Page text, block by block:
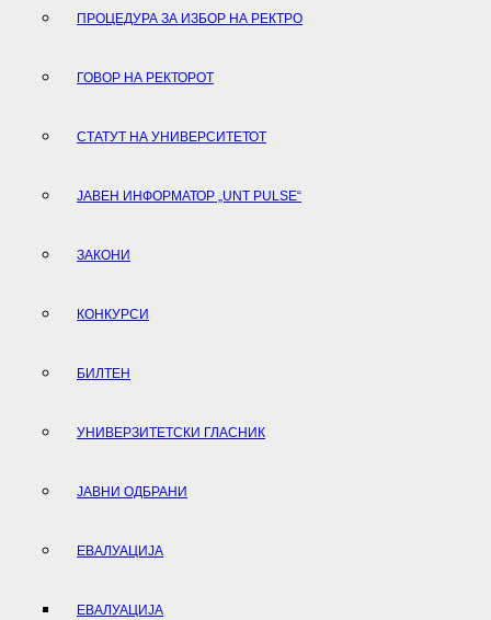
ПРОЦЕДУРА ЗА ИЗБОР НА РЕКТРО
ГОВОР НА РЕКТОРОТ
СТАТУТ НА УНИВЕРСИТЕТОТ
ЈАВЕН ИНФОРМАТОР „UNT PULSE“
ЗАКОНИ
КОНКУРСИ
БИЛТЕН
УНИВЕРЗИТЕТСКИ ГЛАСНИК
ЈАВНИ ОДБРАНИ
ЕВАЛУАЦИЈА
ЕВАЛУАЦИЈА